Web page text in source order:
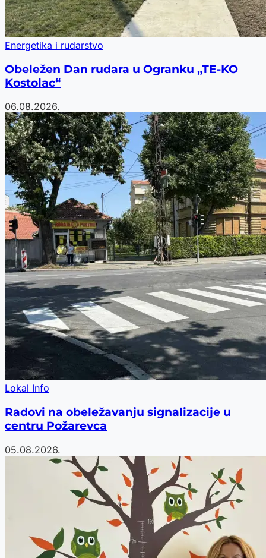
Energetika i rudarstvo
Obeležen Dan rudara u Ogranku „TE-KO
Kostolac“
06.08.2026.
Lokal Info
Radovi na obeležavanju signalizacije u
centru Požarevca
05.08.2026.